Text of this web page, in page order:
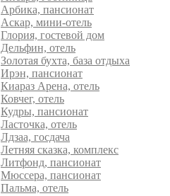
Арбика, пансионат
Аскар, мини-отель
Глория, гостевой дом
Дельфин, отель
Золотая бухта, база отдыха
Ирэн, пансионат
Киараз Арена, отель
Ковчег, отель
Кудры, пансионат
Ласточка, отель
Лдзаа, госдача
Летняя сказка, комплекс
Литфонд, пансионат
Мюссера, пансионат
Пальма, отель